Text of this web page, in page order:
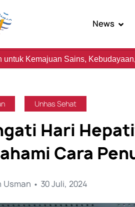
News
Kebudayaan, dan
Unhas Sehat
Hari
Cara
• 30 Juli, 2024